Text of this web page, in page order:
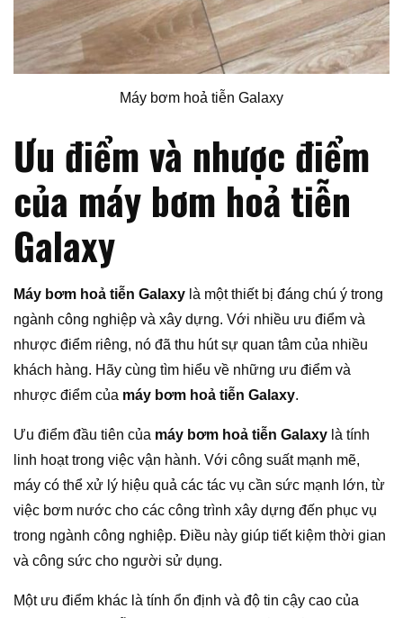
Máy bơm hoả tiễn Galaxy
Ưu điểm và nhược điểm
của máy bơm hoả tiễn
Galaxy
Máy bơm hoả tiễn Galaxy là một thiết bị đáng chú ý trong
ngành công nghiệp và xây dựng. Với nhiều ưu điểm và
nhược điểm riêng, nó đã thu hút sự quan tâm của nhiều
khách hàng. Hãy cùng tìm hiểu về những ưu điểm và
nhược điểm của máy bơm hoả tiễn Galaxy.
Ưu điểm đầu tiên của máy bơm hoả tiễn Galaxy là tính
linh hoạt trong việc vận hành. Với công suất mạnh mẽ,
máy có thể xử lý hiệu quả các tác vụ cần sức mạnh lớn, từ
việc bơm nước cho các công trình xây dựng đến phục vụ
trong ngành công nghiệp. Điều này giúp tiết kiệm thời gian
và công sức cho người sử dụng.
Một ưu điểm khác là tính ổn định và độ tin cậy cao của